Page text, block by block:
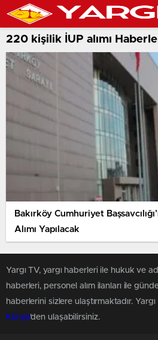
220 kişilik İUP alımı
Bakırköy Cumhuriyet
Alımı Yapılacak
Yargı TV, yargı haberleri ile hukuk ve
haberleri, personel alım ilanları ile
haberlerini sizlere ulaştırmaktadır.
Künye'den ulaşabilirsiniz.